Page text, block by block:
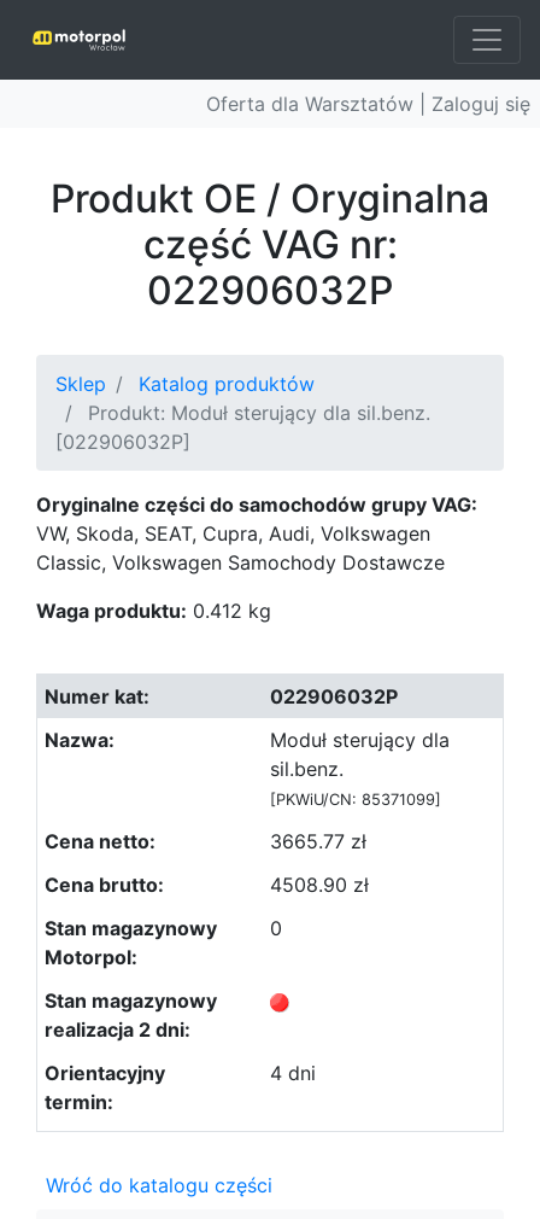
Oferta dla Warsztatów | Zaloguj się
Produkt OE / Oryginalna
część VAG nr:
022906032P
Sklep
Katalog produktów
Produkt: Moduł sterujący dla sil.benz.
[022906032P]
Oryginalne części do samochodów grupy VAG:
VW, Skoda, SEAT, Cupra, Audi, Volkswagen
Classic, Volkswagen Samochody Dostawcze
Waga produktu: 0.412 kg
022906032P
Moduł sterujący dla
sil.benz.
[PKWiU/CN: 85371099]
3665.77 zł
4508.90 zł
0
4 dni
Wróć do katalogu części